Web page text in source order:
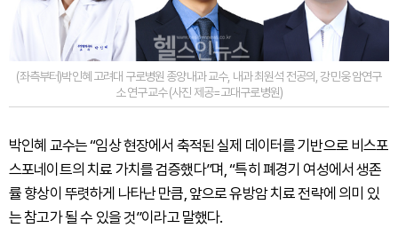
(좌측부터)박인혜 고려대 구로병원 종양내과 교수, 내과 최원석 전공의, 강민웅 암연구
소 연구교수 (사진 제공=고대구로병원)
박인혜 교수는 “임상 현장에서 축적된 실제 데이터를 기반으로 비스포
스포네이트의 치료 가치를 검증했다”며, “특히 폐경기 여성에서 생존
률 향상이 뚜렷하게 나타난 만큼, 앞으로 유방암 치료 전략에 의미 있
는 참고가 될 수 있을 것”이라고 말했다.